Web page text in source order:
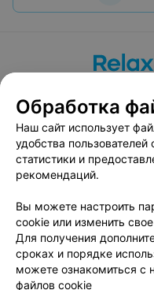
Вакансии
Публичный
Связаться по
Написать
Обработка
Обработка
Наш сайт использует
удобства пользователей
статистики и
рекомендаций.
Вы можете настроить
cookie или изменить
Для получения
сроках и порядке
можете ознакомиться с
файлов cookie